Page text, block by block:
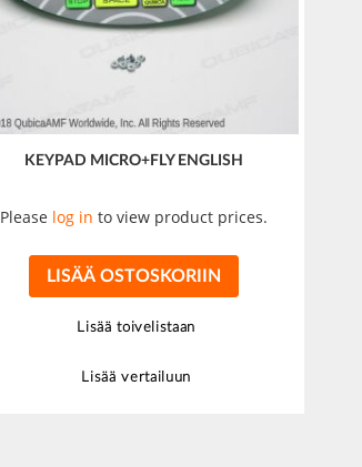
KEYPAD MICRO+FLY ENGLISH
Please log in to view product prices.
LISÄÄ OSTOSKORIIN
Lisää toivelistaan
Lisää vertailuun